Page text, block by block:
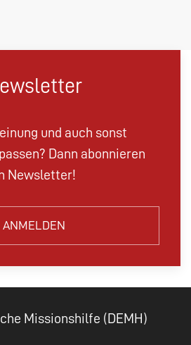
und auch sonst
Dann abonnieren
Newsletter!
ANMELDEN
Missionshilfe (DEMH)